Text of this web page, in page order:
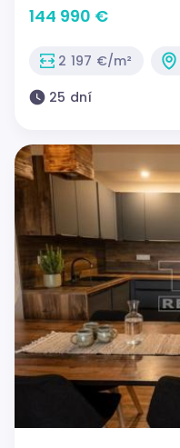
144 990 €
2 197 €/m²
25 dní